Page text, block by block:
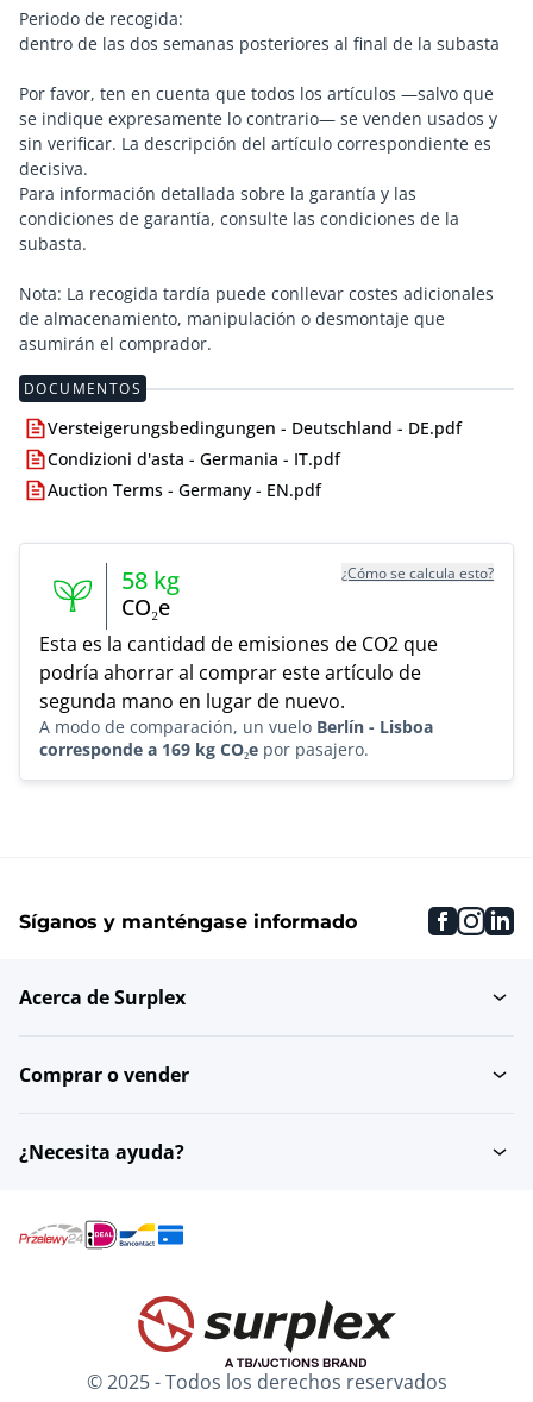
Periodo de recogida:
dentro de las dos semanas posteriores al final de la subasta
Por favor, ten en cuenta que todos los artículos —salvo que
se indique expresamente lo contrario— se venden usados y
sin verificar. La descripción del artículo correspondiente es
decisiva.
Para información detallada sobre la garantía y las
condiciones de garantía, consulte las condiciones de la
subasta.
Nota: La recogida tardía puede conllevar costes adicionales
de almacenamiento, manipulación o desmontaje que
asumirán el comprador.
DOCUMENTOS
Versteigerungsbedingungen - Deutschland - DE.pdf
Condizioni d'asta - Germania - IT.pdf
Auction Terms - Germany - EN.pdf
58 kg
CO₂e
¿Cómo se calcula esto?
Esta es la cantidad de emisiones de CO2 que
podría ahorrar al comprar este artículo de
segunda mano en lugar de nuevo.
A modo de comparación, un vuelo Berlín - Lisboa
corresponde a 169 kg CO₂e por pasajero.
Síganos y manténgase informado
Acerca de Surplex
Comprar o vender
¿Necesita ayuda?
© 2025 - Todos los derechos reservados